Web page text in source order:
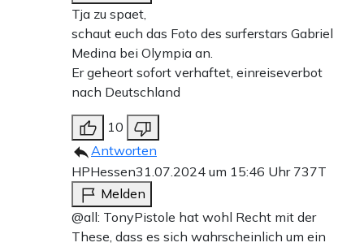
Tja zu spaet,
schaut euch das Foto des surferstars Gabriel
Medina bei Olympia an.
Er geheort sofort verhaftet, einreiseverbot
nach Deutschland
10
Antworten
HPHessen31.07.2024 um 15:46 Uhr 737T
Melden
@all: TonyPistole hat wohl Recht mit der
These, dass es sich wahrscheinlich um ein